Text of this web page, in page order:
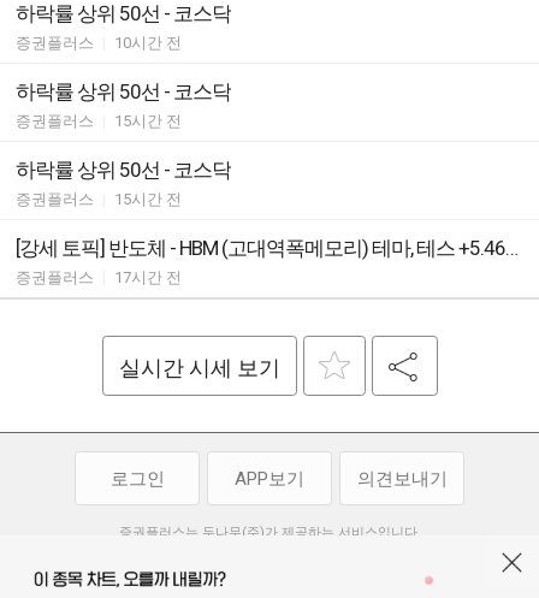
하락률 상위 50선 - 코스닥
증권플러스 10시간 전
하락률 상위 50선 - 코스닥
증권플러스 15시간 전
하락률 상위 50선 - 코스닥
증권플러스 15시간 전
[강세 토픽] 반도체 - HBM (고대역폭메모리) 테마, 테스 +5.46%, 디아이 +4.39%
증권플러스 17시간 전
실시간 시세 보기
로그인 APP보기 의견보내기
증권플러스는 두나무(주)가 제공하는 서비스입니다.
투자 참고사항이며, 정보 제공 과정에서 오류나 지연이 발생할 수 있습니다.
두나무(주)는 제공된 정보에 의한 투자 결과에 대하여 법적인 책임을